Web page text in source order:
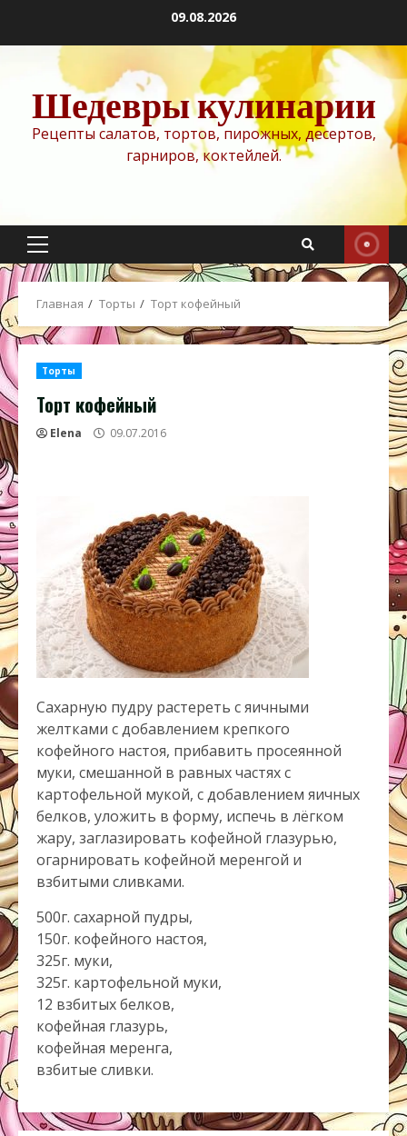
содержимому
09.08.2026
Шедевры кулинарии
Рецепты салатов, тортов, пирожных, десертов,
гарниров, коктейлей.
Основное
меню
Главная Торты Торт кофейный
Торты
Торт кофейный
Elena 09.07.2016
Сахарную пудру растереть с яичными
желтками с добавлением крепкого
кофейного настоя, прибавить просеянной
муки, смешанной в равных частях с
картофельной мукой, с добавлением яичных
белков, уложить в форму, испечь в лёгком
жару, заглазировать кофейной глазурью,
огарнировать кофейной меренгой и
взбитыми сливками.
500г. сахарной пудры,
150г. кофейного настоя,
325г. муки,
325г. картофельной муки,
12 взбитых белков,
кофейная глазурь,
кофейная меренга,
взбитые сливки.